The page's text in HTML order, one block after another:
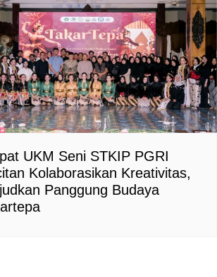
UKM Seni STKIP PGRI
Kolaborasikan Kreativitas,
Panggung Budaya